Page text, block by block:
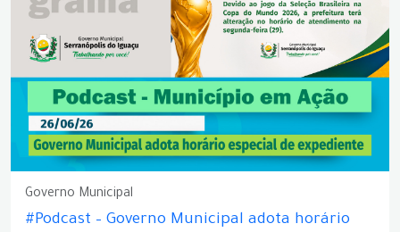
Governo Municipal
#Podcast – Governo Municipal adota horário